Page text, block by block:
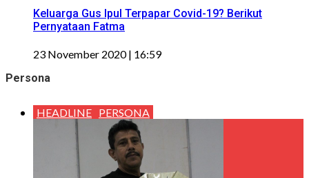
Keluarga Gus Ipul Terpapar Covid-19? Berikut
Pernyataan Fatma
23 November 2020 | 16:59
Persona
HEADLINE PERSONA